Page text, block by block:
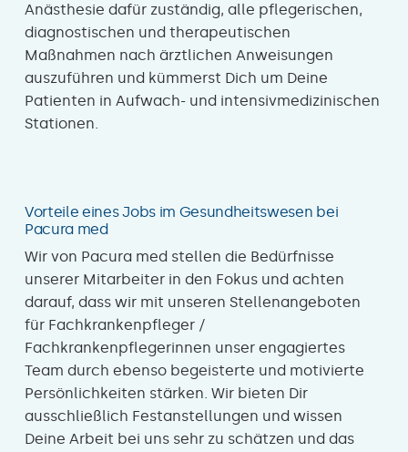
Anästhesie dafür zuständig, alle pflegerischen,
diagnostischen und therapeutischen
Maßnahmen nach ärztlichen Anweisungen
auszuführen und kümmerst Dich um Deine
Patienten in Aufwach- und intensivmedizinischen
Stationen.
Vorteile eines Jobs im Gesundheitswesen bei
Pacura med
Wir von Pacura med stellen die Bedürfnisse
unserer Mitarbeiter in den Fokus und achten
darauf, dass wir mit unseren Stellenangeboten
für Fachkrankenpfleger /
Fachkrankenpflegerinnen unser engagiertes
Team durch ebenso begeisterte und motivierte
Persönlichkeiten stärken. Wir bieten Dir
ausschließlich Festanstellungen und wissen
Deine Arbeit bei uns sehr zu schätzen und das